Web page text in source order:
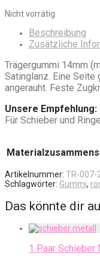
Nicht vorrätig
Beschreibung
Zusätzliche
Trägergummi 14mm
Satinglanz. Eine
angerauht. Feste
Unsere Empfehlung:
Für Schieber und
Artikelnummer: TR-007-
Schlagwörter: Gummi,
Das könnte dir
1 Paar